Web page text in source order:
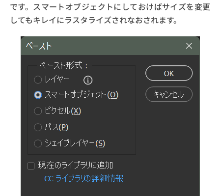
です。スマートオブジェクトにしておけばサイズを変更
してもキレイにラスタライズされなおされます。